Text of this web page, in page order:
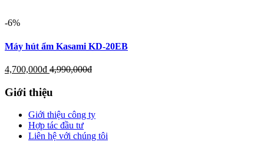
-6%
Máy hút ẩm Kasami KD-20EB
4,700,000đ 4,990,000đ
Giới thiệu
Giới thiệu công ty
Hợp tác đầu tư
Liên hệ với chúng tôi